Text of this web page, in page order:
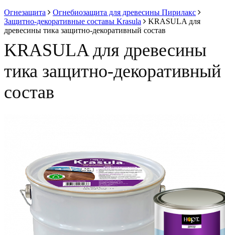
Огнезащита
Огнебиозащита для древесины Пирилакс
Защитно-декоративные составы Krasula
KRASULA для
древесины тика защитно-декоративный состав
KRASULA для древесины
тика защитно-декоративный
состав